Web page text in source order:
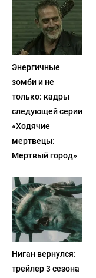
Энергичные
зомби и не
только: кадры
следующей серии
«Ходячие
мертвецы:
Мертвый город»
Ниган вернулся:
трейлер 3 сезона